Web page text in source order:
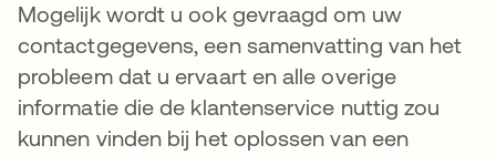
Mogelijk wordt u ook gevraagd om uw
contactgegevens, een samenvatting van het
probleem dat u ervaart en alle overige
informatie die de klantenservice nuttig zou
kunnen vinden bij het oplossen van een